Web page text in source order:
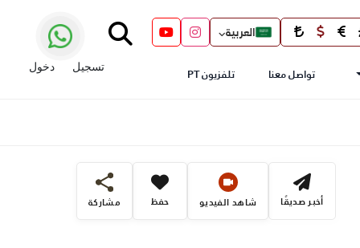
العربية
تواصل معنا تلفزيون PT تسجيل دخول
أخبر صديقًا شاهد الفيديو حفظ مشاركة